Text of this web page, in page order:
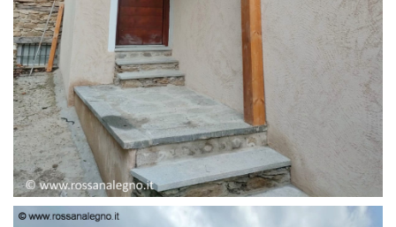
PENSILINA ENTRATA